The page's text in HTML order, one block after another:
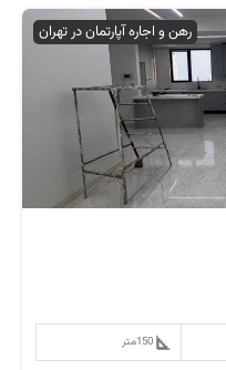
رهن و اجاره آپارتمان در تهران
150متر